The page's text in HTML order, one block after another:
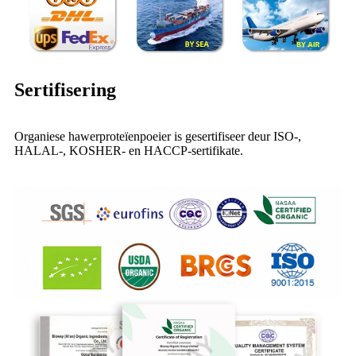
Sertifisering
Organiese hawerproteïenpoeier is gesertifiseer deur ISO-,
HALAL-, KOSHER- en HACCP-sertifikate.